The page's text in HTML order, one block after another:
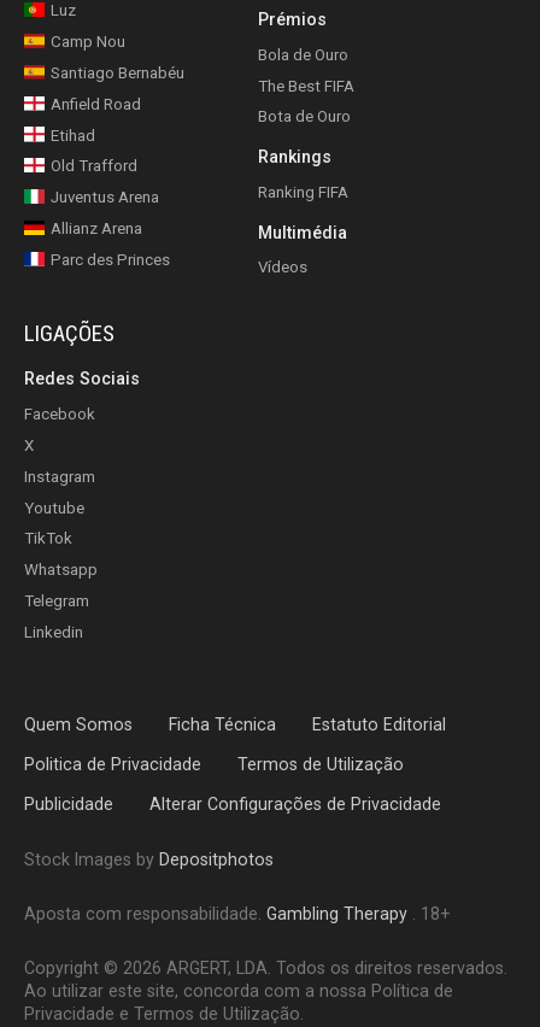
Luz
Camp Nou
Santiago Bernabéu
Anfield Road
Etihad
Old Trafford
Juventus Arena
Allianz Arena
Parc des Princes
Prémios
Bola de Ouro
The Best FIFA
Bota de Ouro
Rankings
Ranking FIFA
Multimédia
Vídeos
LIGAÇÕES
Redes Sociais
Facebook
X
Instagram
Youtube
TikTok
Whatsapp
Telegram
Linkedin
Quem Somos Ficha Técnica Estatuto Editorial
Politica de Privacidade Termos de Utilização
Publicidade Alterar Configurações de Privacidade
Stock Images by Depositphotos
Aposta com responsabilidade. Gambling Therapy. 18+
Copyright © 2026 ARGERT, LDA. Todos os direitos reservados.
Ao utilizar este site, concorda com a nossa Política de
Privacidade e Termos de Utilização.